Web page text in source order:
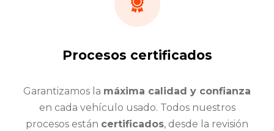
Procesos certificados
Garantizamos la máxima calidad y confianza
en cada vehículo usado. Todos nuestros
procesos están certificados, desde la revisión